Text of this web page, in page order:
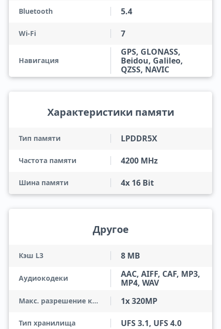
Bluetooth 5.4
Wi-Fi 7
Навигация
GPS, GLONASS,
Beidou, Galileo,
QZSS, NAVIC
Характеристики памяти
Тип памяти LPDDR5X
Частота памяти 4200 MHz
Шина памяти 4x 16 Bit
Другое
Кэш L3 8 MB
Аудиокодеки
AAC, AIFF, CAF, MP3,
MP4, WAV
Макс. разрешение камеры 1x 320MP
Тип хранилища UFS 3.1, UFS 4.0